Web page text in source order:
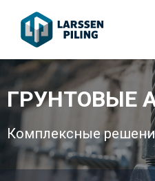
ГРУНТОВЫЕ
Комплексные